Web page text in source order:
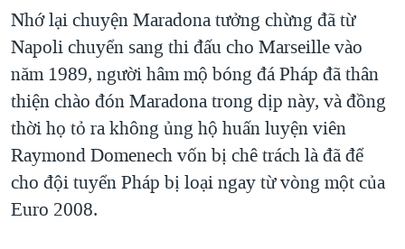
"Tìm"NGƯỜI VIỆT HẢI NGOẠI
ĐỜI SỐNG
KINH TẾ
KHOA HỌC
SỨC KHOẺ
VĂN HOÁ
THỂ THAO
HÀNH TRÌNH BẦU CỬ 2024
GIẢI MÃ VÀNH ĐAI & CON ĐƯỜNG
NGÀY TỊ NẠN THẾ GIỚI
TRỊNH VĨNH BÌNH - NGƯỜI HẠ 'BÊN THẮNG CUỘC'
GROUND ZERO – XƯA VÀ NAY
VIDEO
NGHE
MẠNG XÃ HỘI
Ngôn ngữ khác
Nhớ lại chuyện Maradona tưởng chừng đã từ
Napoli chuyển sang thi đấu cho Marseille vào
năm 1989, người hâm mộ bóng đá Pháp đã thân
thiện chào đón Maradona trong dịp này, và đồng
thời họ tỏ ra không ủng hộ huấn luyện viên
Raymond Domenech vốn bị chê trách là đã để
cho đội tuyển Pháp bị loại ngay từ vòng một của
Euro 2008.